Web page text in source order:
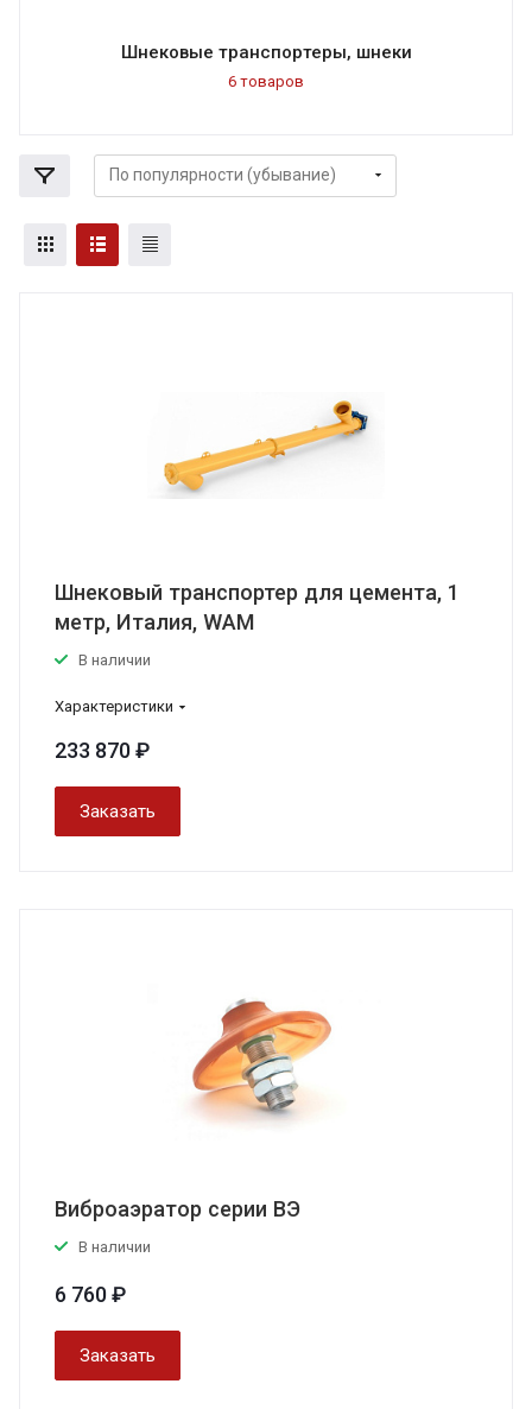
Шнековые транспортеры, шнеки
6 товаров
Шнековый транспортер для цемента, 1
метр, Италия, WAM
В наличии
Характеристики
233 870 ₽
Заказать
Виброаэратор серии ВЭ
В наличии
6 760 ₽
Заказать